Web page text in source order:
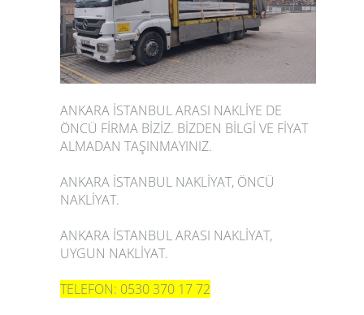
ANKARA İSTANBUL ARASI NAKLİYE DE
ÖNCÜ FİRMA BİZİZ. BİZDEN BİLGİ VE FİYAT
ALMADAN TAŞINMAYINIZ.
ANKARA İSTANBUL NAKLİYAT, ÖNCÜ
NAKLİYAT.
ANKARA İSTANBUL ARASI NAKLİYAT,
UYGUN NAKLİYAT.
TELEFON: 0530 370 17 72